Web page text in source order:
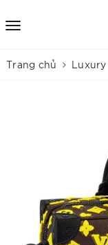
Trang chủ Luxury